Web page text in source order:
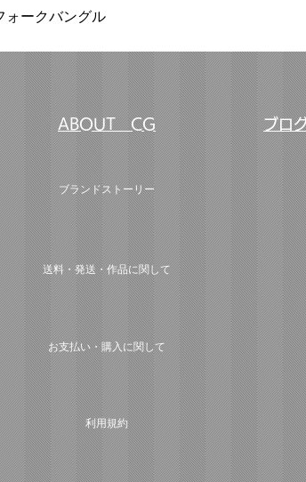
クイックビュー
ォークバングル
ABOUT CG
ブランドストーリー
ブロ
送料・発送・作品に関して
お支払い・購入に関して
利用規約